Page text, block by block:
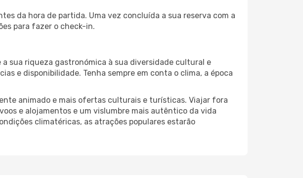
da hora de partida. Uma vez concluída a sua reserva com a
para fazer o check-in.
sua riqueza gastronómica à sua diversidade cultural e
e disponibilidade. Tenha sempre em conta o clima, a época
animado e mais ofertas culturais e turísticas. Viajar fora
e alojamentos e um vislumbre mais autêntico da vida
climatéricas, as atrações populares estarão